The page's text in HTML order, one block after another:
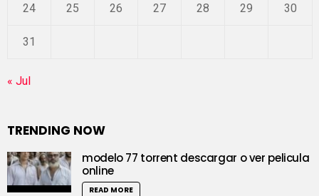
24 25 26 27 28 29 30
31
« Jul
TRENDING NOW
modelo 77 torrent descargar o ver pelicula
online
READ MORE